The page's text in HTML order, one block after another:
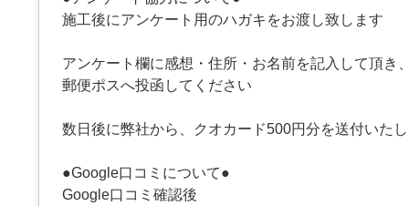
施工後にアンケート用のハガキをお渡し致します
アンケート欄に感想・住所・お名前を記入して頂き、
郵便ポスへ投函してください
数日後に弊社から、クオカード500円分を送付いた
●Google口コミについて●
Google口コミ確認後